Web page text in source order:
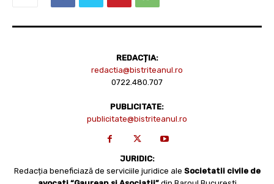
REDACȚIA:
redactia@bistriteanul.ro
0722.480.707
PUBLICITATE:
publicitate@bistriteanul.ro
JURIDIC:
Redacția beneficiază de serviciile juridice ale Societatii civile de